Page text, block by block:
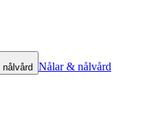
Nålar & nålvård